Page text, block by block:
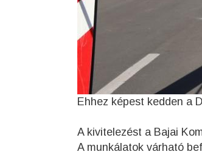
Ehhez képest kedden a
A kivitelezést a Bajai
A munkálatok várható